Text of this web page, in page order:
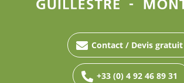
Contact / Devis gratuit
+33 (0) 4 92 46 89 31